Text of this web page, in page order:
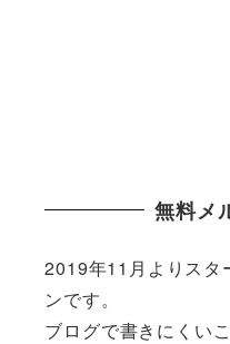
無料メ
2019年11月よりスタ
ンです。
ブログで書きにくい